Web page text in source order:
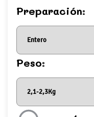
Preparación:
Peso: